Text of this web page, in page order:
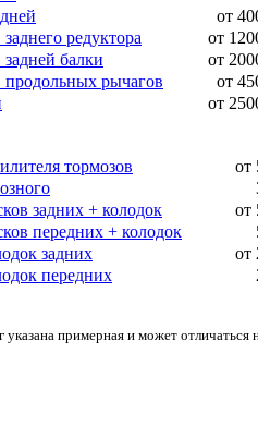
от
редуктора
от
балки
от
продольных рычагов
от
от
тормозов
от
задних + колодок
от
передних + колодок
задних
от
передних
примерная и может отличаться